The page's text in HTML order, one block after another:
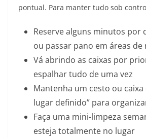
pontual. Para manter tudo sob
Reserve alguns minutos por
ou passar pano em áreas
Vá abrindo as caixas por
espalhar tudo de uma vez
Mantenha um cesto ou caixa
lugar definido” para
Faça uma mini-limpeza
esteja totalmente no lugar